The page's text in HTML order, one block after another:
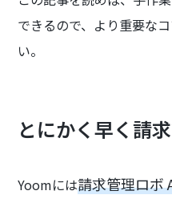
できるので、より重要な
い。
とにかく早く請
Yoomには請求管理ロボ